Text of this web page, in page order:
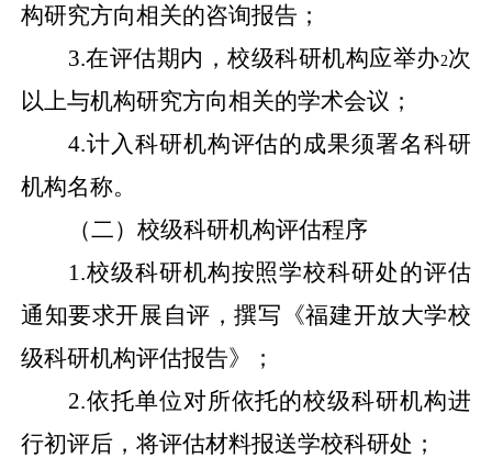
构研究方向相关的咨询报告；
3.在评估期内，校级科研机构应举办2次
以上与机构研究方向相关的学术会议；
4.计入科研机构评估的成果须署名科研
机构名称。
（二）校级科研机构评估程序
1.校级科研机构按照学校科研处的评估
通知要求开展自评，撰写《福建开放大学校
级科研机构评估报告》；
2.依托单位对所依托的校级科研机构进
行初评后，将评估材料报送学校科研处；